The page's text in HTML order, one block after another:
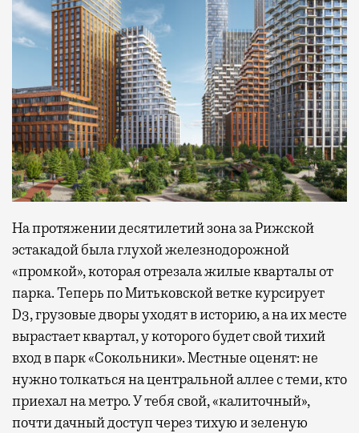
На протяжении десятилетий зона за Рижской
эстакадой была глухой железнодорожной
«промкой», которая отрезала жилые кварталы от
парка. Теперь по Митьковской ветке курсирует
D3, грузовые дворы уходят в историю, а на их месте
вырастает квартал, у которого будет свой тихий
вход в парк «Сокольники». Местные оценят: не
нужно толкаться на центральной аллее с теми, кто
приехал на метро. У тебя свой, «калиточный»,
почти дачный доступ через тихую и зеленую